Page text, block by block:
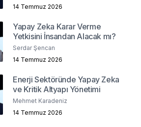
14 Temmuz 2026
Yapay Zeka Karar Verme
Yetkisini İnsandan Alacak mı?
Serdar Şencan
14 Temmuz 2026
Enerji Sektöründe Yapay Zeka
ve Kritik Altyapı Yönetimi
Mehmet Karadeniz
14 Temmuz 2026